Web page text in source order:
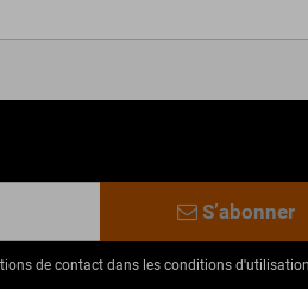
S’abonner
de contact dans les conditions